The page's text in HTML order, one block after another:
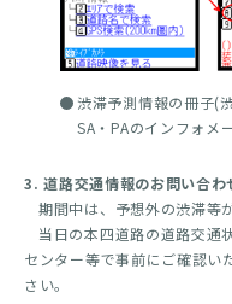
渋滞予測情報の冊子(
SA・PAのインフォメ
3. 道路交通情報のお問い合わ
期間中は、予想外の渋滞等
当日の本四道路の道路交通
センター等で事前にご確認い
さい。